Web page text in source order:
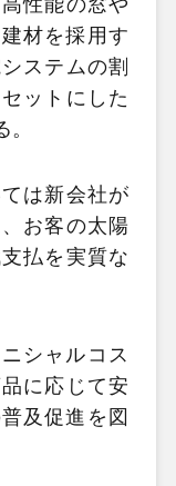
材を採用す
ステムの割
ットにした
は新会社が
お客の太陽
払を実質な
シャルコス
に応じて安
及促進を図